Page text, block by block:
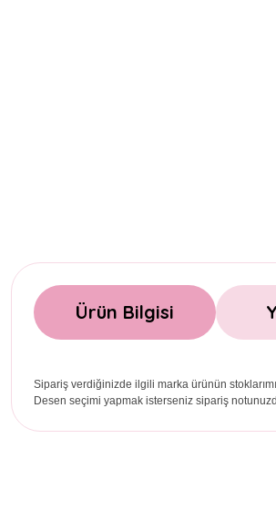
Ürün Bilgisi
Sipariş verdiğinizde ilgili marka ürünün
Desen seçimi yapmak isterseniz sipariş